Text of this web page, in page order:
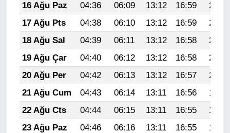
16 Ağu Paz
04:36 06:09 13:12 16:59
20:05
17 Ağu Pts
04:38 06:10 13:12 16:59
20:04
18 Ağu Sal
04:39 06:11 13:12 16:58
20:03
19 Ağu Çar
04:40 06:12 13:12 16:58
20:01
20 Ağu Per
04:42 06:13 13:12 16:57
20:00
21 Ağu Cum
04:43 06:14 13:11 16:56
19:59
22 Ağu Cts
04:44 06:15 13:11 16:55
19:57
23 Ağu Paz
04:46 06:16 13:11 16:55
19:56